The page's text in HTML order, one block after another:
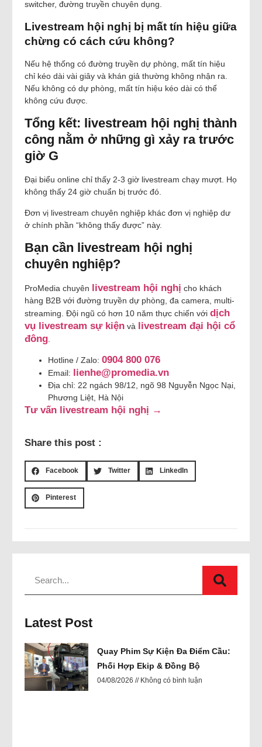
switcher, đường truyền chuyên dụng.
Livestream hội nghị bị mất tín hiệu giữa
chừng có cách cứu không?
Nếu hệ thống có đường truyền dự phòng, mất tín hiệu
chỉ kéo dài vài giây và khán giả thường không nhận ra.
Nếu không có dự phòng, mất tín hiệu kéo dài có thể
không cứu được.
Tổng kết: livestream hội nghị thành
công nằm ở những gì xảy ra trước
giờ G
Đại biểu online chỉ thấy 2-3 giờ livestream chạy mượt. Họ
không thấy 24 giờ chuẩn bị trước đó.
Đơn vị livestream chuyên nghiệp khác đơn vị nghiệp dư
ở chính phần “không thấy được” này.
Bạn cần livestream hội nghị
chuyên nghiệp?
ProMedia chuyên livestream hội nghị cho khách
hàng B2B với đường truyền dự phòng, đa camera, multi-
streaming. Đội ngũ có hơn 10 năm thực chiến với dịch
vụ livestream sự kiện và livestream đại hội cổ
đông
Hotline / Zalo: 0904 800 076
Email: lienhe@promedia.vn
Địa chỉ: 22 ngách 98/12, ngõ 98 Nguyễn Ngọc Nại,
Phương Liệt, Hà Nội
Tư vấn livestream hội nghị →
Share this post :
Facebook Twitter LinkedIn
Pinterest
Latest Post
Quay Phim Sự Kiện Đa Điểm Cầu:
Phối Hợp Ekip & Đồng Bộ
04/08/2026 Không có bình luận